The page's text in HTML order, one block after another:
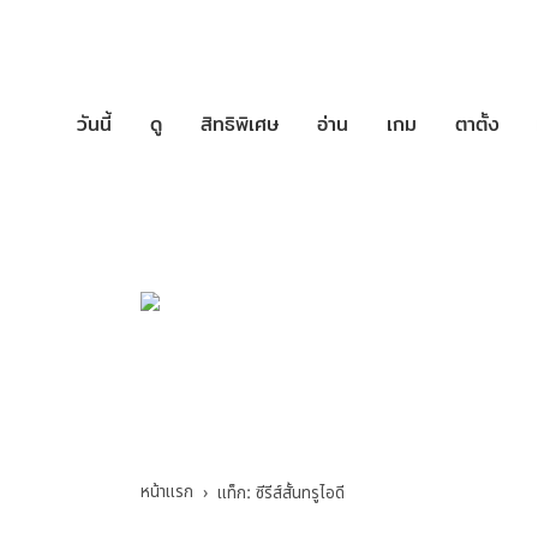
วันนี้ ดู สิทธิพิเศษ อ่าน เกม ตาตั้ง
หน้าแรก แท็ก: ซีรีส์สั้นทรูไอดี